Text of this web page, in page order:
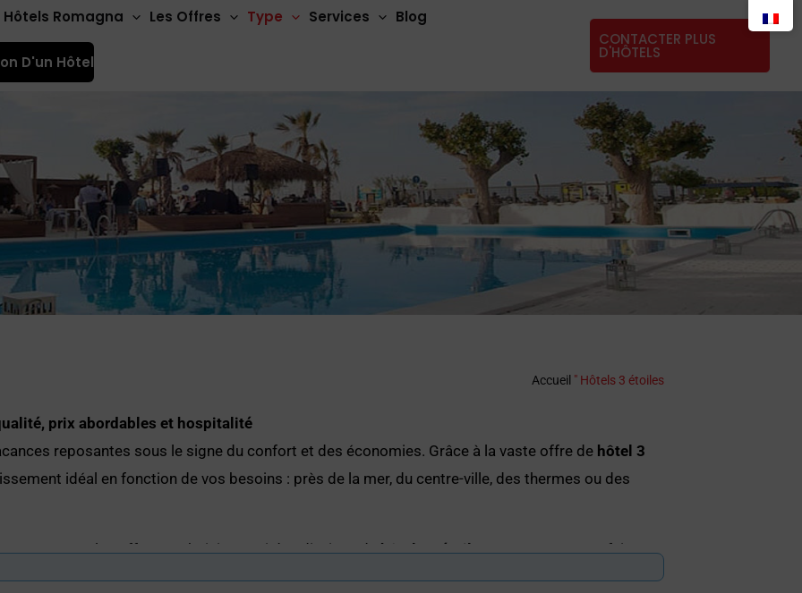
Hôtels Romagna Les Offres Type Services Blog
D'un Hôtel
CONTACTER PLUS
D'HÔTELS
Accueil " Hôtels 3 étoiles
prix abordables et hospitalité
reposantes sous le signe du confort et des économies. Grâce à la vaste offre de hôtel 3
idéal en fonction de vos besoins : près de la mer, du centre-ville, des thermes ou des
comparer les offres et choisir parmi des dizaines dehôtels 3 étoiles en Romagne, parfaits
d'affaires. Leshôtel 3 étoiles sur la Côte romagnoleIls comptent parmi les plus prisés